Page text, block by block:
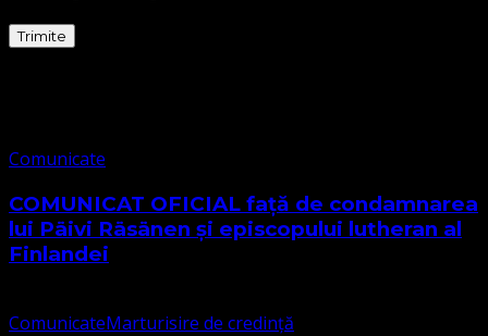
Comunicate
COMUNICAT OFICIAL față de condamnarea
lui Päivi Räsänen și episcopului lutheran al
Finlandei
ComunicateMarturisire de credință